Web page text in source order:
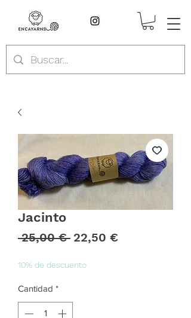
Jacinto
25,00 € Precio
22,50 €Precio
10% de descuento
Cantidad *